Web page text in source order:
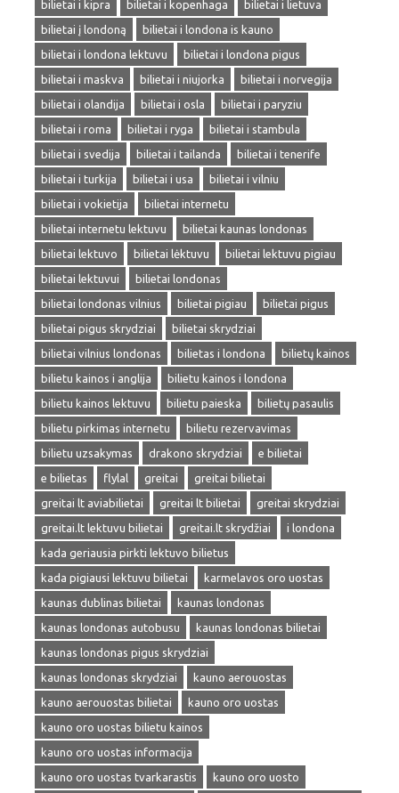
bilietai i kipra
bilietai i kopenhaga
bilietai i lietuva
bilietai į londoną
bilietai i londona is kauno
bilietai i londona lektuvu
bilietai i londona pigus
bilietai i maskva
bilietai i niujorka
bilietai i norvegija
bilietai i olandija
bilietai i osla
bilietai i paryziu
bilietai i roma
bilietai i ryga
bilietai i stambula
bilietai i svedija
bilietai i tailanda
bilietai i tenerife
bilietai i turkija
bilietai i usa
bilietai i vilniu
bilietai i vokietija
bilietai internetu
bilietai internetu lektuvu
bilietai kaunas londonas
bilietai lektuvo
bilietai lėktuvu
bilietai lektuvu pigiau
bilietai lektuvui
bilietai londonas
bilietai londonas vilnius
bilietai pigiau
bilietai pigus
bilietai pigus skrydziai
bilietai skrydziai
bilietai vilnius londonas
bilietas i londona
bilietų kainos
bilietu kainos i anglija
bilietu kainos i londona
bilietu kainos lektuvu
bilietu paieska
bilietų pasaulis
bilietu pirkimas internetu
bilietu rezervavimas
bilietu uzsakymas
drakono skrydziai
e bilietai
e bilietas
flylal greitai
greitai bilietai
greitai lt aviabilietai
greitai lt bilietai
greitai skrydziai
greitai.lt lektuvu bilietai
greitai.lt skrydžiai
i londona
kada geriausia pirkti lektuvo bilietus
kada pigiausi lektuvu bilietai
karmelavos oro uostas
kaunas dublinas bilietai
kaunas londonas
kaunas londonas autobusu
kaunas londonas bilietai
kaunas londonas pigus skrydziai
kaunas londonas skrydziai
kauno aerouostas
kauno aerouostas bilietai
kauno oro uostas
kauno oro uostas bilietu kainos
kauno oro uostas informacija
kauno oro uostas tvarkarastis
kauno oro uosto